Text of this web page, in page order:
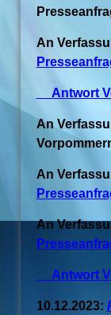
An
Antwort
An
An
An
Antwort
10.12.2023: